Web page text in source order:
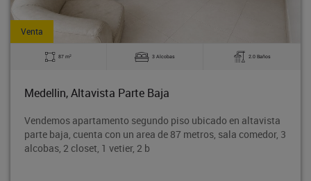
2.0 Baños
en altavista
sala comedor, 3
95 m2 3 Alcobas
Medellin, Santa Monica
Arrendamos apartamento primer piso,
monica, cuenta con un area de 95 metros,
alcobas, 3 closet, cocina integral, red